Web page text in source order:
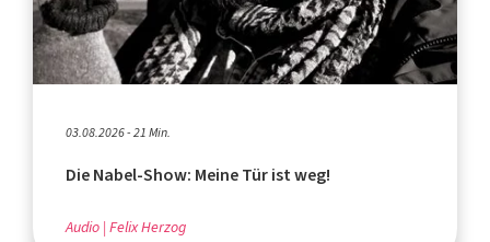
03.08.2026 - 21 Min.
Die Nabel-Show: Meine Tür ist weg!
Audio Felix Herzog